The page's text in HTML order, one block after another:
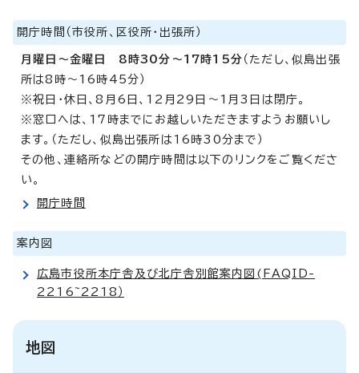
開庁時間（市役所、区役所・出張所）
月曜日～金曜日 8時30分～17時15分 （ただし、似島出張
所は8時～16時45分）
※祝日・休日、8月6日、12月29日～1月3日は閉庁。
※窓口へは、17時までにお越しいただきますようお願いし
ます。（ただし、似島出張所は16時30分まで）
その他、連絡所などの開庁時間は以下のリンクをご覧くださ
い。
開庁時間
案内図
広島市役所本庁舎及び北庁舎別館案内図(FAQID-
2216~2218）
地図